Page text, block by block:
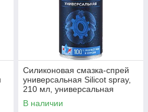
Cиликоновая смазка-спрей
универсальная Silicot spray,
210 мл, универсальная
В наличии